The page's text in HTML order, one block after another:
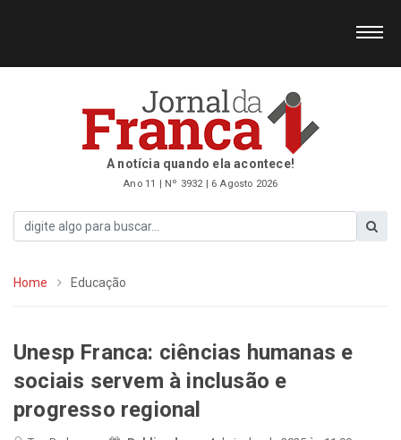
A notícia quando ela acontece!
Ano 11 | Nº 3932 | 6 Agosto 2026
Home Educação
Unesp Franca: ciências humanas e
sociais servem à inclusão e
progresso regional